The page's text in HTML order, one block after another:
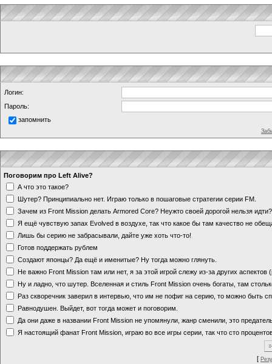
Логин:
Пароль:
запомнить
Поговорим про Left Alive?
А что это такое?
Шутер? Принципиально нет. Играю только в пошаговые стратегии серии FM.
Зачем из Front Mission делать Armored Core? Неужто своей дорогой нельзя
Я ещё чувствую запах Evolved в воздухе, так что какое бы там качество не
Лишь бы серию не забрасывали, дайте уже хоть что-то!
Готов поддержать рублем
Создают японцы? Да ещё и именитые? Ну тогда можно глянуть.
Не важно Front Mission там или нет, я за этой игрой слежу из-за других аспектов
Ну и ладно, что шутер. Вселенная и стиль Front Mission очень богаты, там
Раз скворечник заверил в интервью, что им не пофиг на серию, то можно быть
Равнодушен. Выйдет, вот тогда может и поговорим.
Да они даже в названии Front Mission не упомянули, жанр сменили, это
Я настоящий фанат Front Mission, играю во все игры серии, так что сто
[